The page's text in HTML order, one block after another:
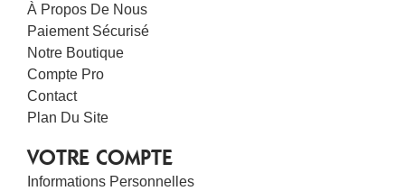
À Propos De Nous
Paiement Sécurisé
Notre Boutique
Compte Pro
Contact
Plan Du Site
VOTRE COMPTE
Informations Personnelles